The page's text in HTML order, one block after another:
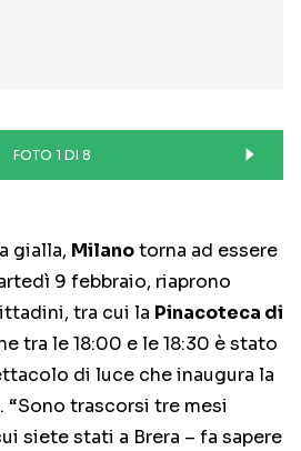
FOTO 1 DI 8
gialla, Milanotorna ad essere
9 febbraio, riaprono
tra cui la Pinacoteca di
tra le 18:00 e le 18:30 è stato
di luce che inaugura la
“Sono trascorsi tre mesi
siete stati a Brera – fa sapere